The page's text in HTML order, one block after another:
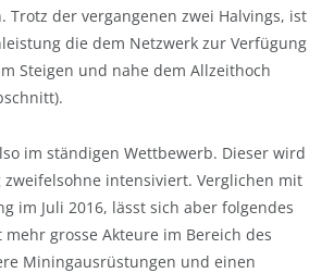
Trotz der vergangenen zwei Halvings, ist
die dem Netzwerk zur Verfügung
Steigen und nahe dem Allzeithoch
im ständigen Wettbewerb. Dieser wird
zweifelsohne intensiviert. Verglichen mit
im Juli 2016, lässt sich aber folgendes
grosse Akteure im Bereich des
Miningausrüstungen und einen